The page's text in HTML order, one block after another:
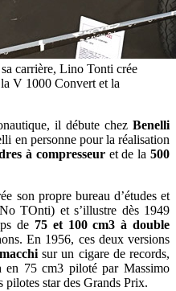
carrière, Lino Tonti crée
V 1000 Convert et la
il débute chez Benelli
en personne pour la réalisation
à compresseur et de la500
son propre bureau d’études et
TOnti) et s’illustre dès 1949
de 75 et 100 cm3 à double
En 1956, ces deux versions
sur un cigare de records,
75 cm3 piloté par Massimo
pilotes star des Grands Prix.